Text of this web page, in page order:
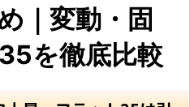
｜変動・固
を徹底比較